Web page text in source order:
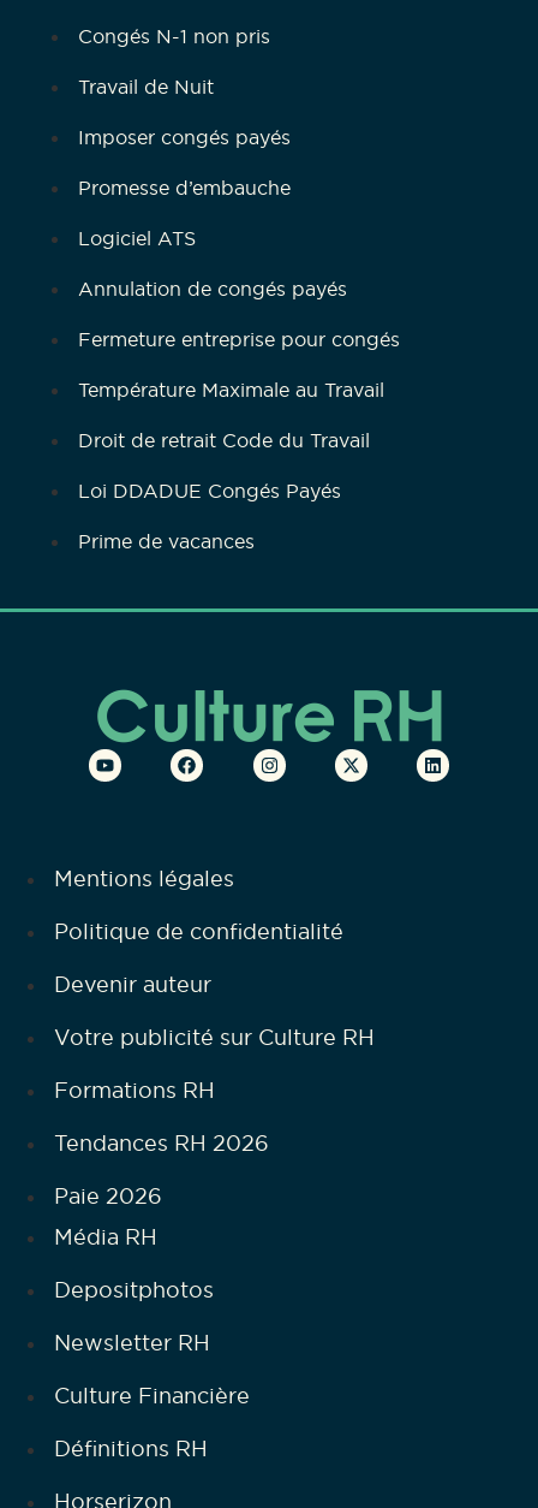
Congés N-1 non pris
Travail de Nuit
Imposer congés payés
Promesse d’embauche
Logiciel ATS
Annulation de congés payés
Fermeture entreprise pour congés
Température Maximale au Travail
Droit de retrait Code du Travail
Loi DDADUE Congés Payés
Prime de vacances
Mentions légales
Politique de confidentialité
Devenir auteur
Votre publicité sur Culture RH
Formations RH
Tendances RH 2026
Paie 2026
Média RH
Depositphotos
Newsletter RH
Culture Financière
Définitions RH
Horserizon